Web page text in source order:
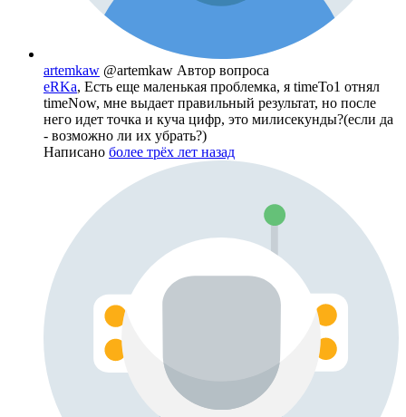
artemkaw @artemkaw Автор вопроса
eRKa, Есть еще маленькая проблемка, я timeTo1 отнял
timeNow, мне выдает правильный результат, но после
него идет точка и куча цифр, это милисекунды?(если да
- возможно ли их убрать?)
Написано более трёх лет назад